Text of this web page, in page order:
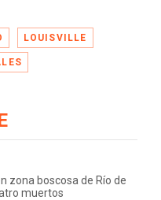
LOUISVILLE
zona boscosa de Río de
muertos